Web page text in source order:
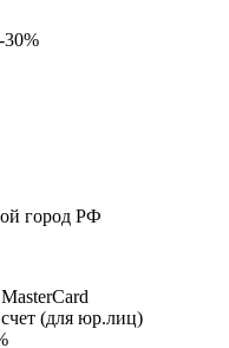
-30%
город РФ
(для юр.лиц)